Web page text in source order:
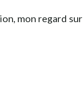
mon regard sur